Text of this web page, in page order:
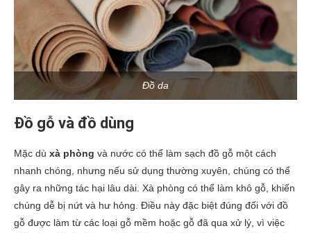
Đồ da
Đồ gỗ và đồ dùng
Mặc dù xà phòng và nước có thể làm sạch đồ gỗ một cách
nhanh chóng, nhưng nếu sử dụng thường xuyên, chúng có thể
gây ra những tác hại lâu dài. Xà phòng có thể làm khô gỗ, khiến
chúng dễ bị nứt và hư hỏng. Điều này đặc biệt đúng đối với đồ
gỗ được làm từ các loại gỗ mềm hoặc gỗ đã qua xử lý, vì việc